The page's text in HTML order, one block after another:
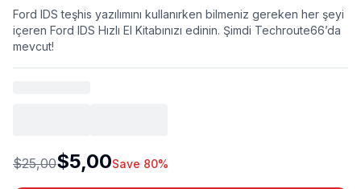
Ford IDS teşhis yazılımını kullanırken bilmeniz gereken her şeyi
içeren Ford IDS Hızlı El Kitabınızı edinin. Şimdi Techroute66’da
mevcut!
$25,00$5,00Save 80%